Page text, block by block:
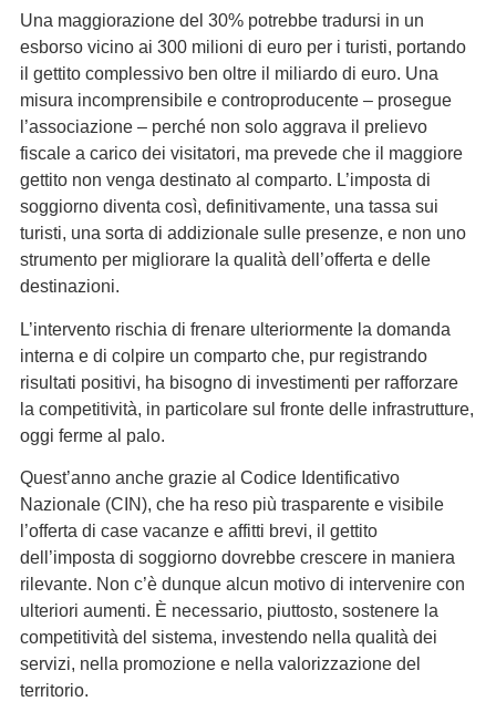
Una maggiorazione del 30% potrebbe tradursi in un
esborso vicino ai 300 milioni di euro per i turisti, portando
il gettito complessivo ben oltre il miliardo di euro. Una
misura incomprensibile e controproducente – prosegue
l’associazione – perché non solo aggrava il prelievo
fiscale a carico dei visitatori, ma prevede che il maggiore
gettito non venga destinato al comparto. L’imposta di
soggiorno diventa così, definitivamente, una tassa sui
turisti, una sorta di addizionale sulle presenze, e non uno
strumento per migliorare la qualità dell’offerta e delle
destinazioni.
L’intervento rischia di frenare ulteriormente la domanda
interna e di colpire un comparto che, pur registrando
risultati positivi, ha bisogno di investimenti per rafforzare
la competitività, in particolare sul fronte delle infrastrutture,
oggi ferme al palo.
Quest’anno anche grazie al Codice Identificativo
Nazionale (CIN), che ha reso più trasparente e visibile
l’offerta di case vacanze e affitti brevi, il gettito
dell’imposta di soggiorno dovrebbe crescere in maniera
rilevante. Non c’è dunque alcun motivo di intervenire con
ulteriori aumenti. È necessario, piuttosto, sostenere la
competitività del sistema, investendo nella qualità dei
servizi, nella promozione e nella valorizzazione del
territorio.